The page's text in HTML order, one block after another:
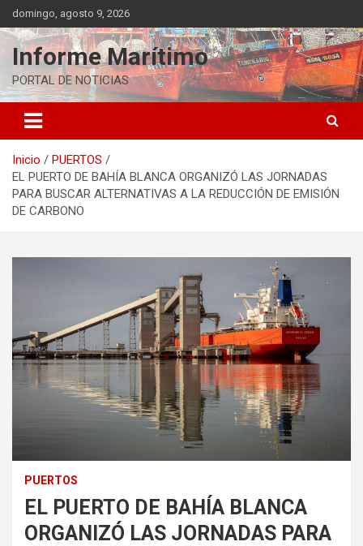
Saltar
al
contenido
domingo, agosto 9, 2026
Informe Marítimo
PORTAL DE NOTICIAS
Inicio
PUERTOS
EL PUERTO DE BAHÍA BLANCA ORGANIZÓ LAS JORNADAS
PARA BUSCAR ALTERNATIVAS A LA REDUCCIÓN DE EMISIÓN
DE CARBONO
PUERTOS
EL PUERTO DE BAHÍA BLANCA
ORGANIZÓ LAS JORNADAS PARA